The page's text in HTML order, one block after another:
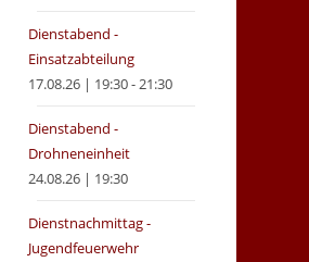
Dienstabend -
Einsatzabteilung
17.08.26 | 19:30 - 21:30
Dienstabend -
Drohneneinheit
24.08.26 | 19:30
Dienstnachmittag -
Jugendfeuerwehr